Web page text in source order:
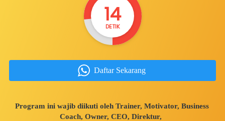
12
DETIK
` Daftar Sekarang
Program ini wajib diikuti oleh Trainer, Motivator, Business
Coach, Owner, CEO, Direktur,